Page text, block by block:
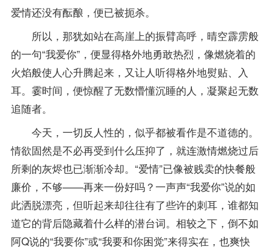
爱情还没有酝酿，便已被扼杀。
所以，那犹如站在高崖上的振臂高呼，晴空霹雳般
的一句“我爱你”，便显得格外地勇敢热烈，像燃烧着的
火焰般使人心升腾起来，又让人听得格外地熨贴、入
耳。霎时间，便惊醒了无数懵懂沉睡的人，凝聚起无数
追随者。
今天，一切反人性的，似乎都被看作是不道德的。
情欲固然是不必再受到什么压抑了，就连激情燃烧过后
所剩的灰烬也已渐渐冷却。“爱情”已像被贱卖的快餐般
廉价，不够——再来一份好吗？一声声“我爱你”说的如
此洒脱漂亮，但听起来却往往有了些许的刺耳，谁都知
道它的背后隐藏着什么样的潜台词。相较之下，倒不如
阿Q说的“我要你”或“我要和你困觉”来得实在，也爽快